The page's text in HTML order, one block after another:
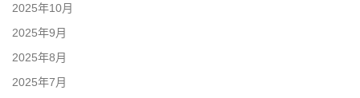
2025年10月
2025年9月
2025年8月
2025年7月